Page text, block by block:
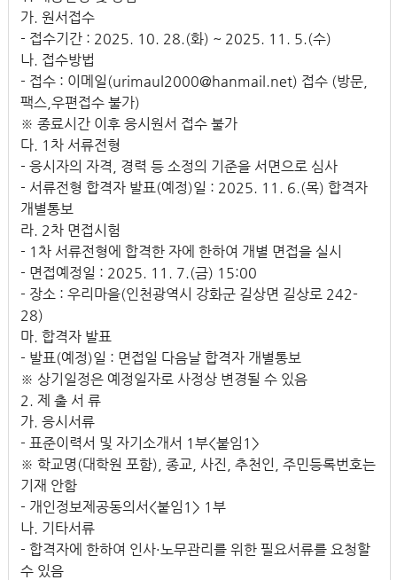
가. 원서접수
- 접수기간 : 2025. 10. 28.(화) ~ 2025. 11. 5.(수)
나. 접수방법
- 접수 : 이메일(urimaul2000@hanmail.net) 접수 (방문,
팩스,우편접수 불가)
※ 종료시간 이후 응시원서 접수 불가
다. 1차 서류전형
- 응시자의 자격, 경력 등 소정의 기준을 서면으로 심사
- 서류전형 합격자 발표(예정)일 : 2025. 11. 6.(목) 합격자
개별통보
라. 2차 면접시험
- 1차 서류전형에 합격한 자에 한하여 개별 면접을 실시
- 면접예정일 : 2025. 11. 7.(금) 15:00
- 장소 : 우리마을(인천광역시 강화군 길상면 길상로 242-
28)
마. 합격자 발표
- 발표(예정)일 : 면접일 다음날 합격자 개별통보
※ 상기일정은 예정일자로 사정상 변경될 수 있음
2. 제 출 서 류
가. 응시서류
- 표준이력서 및 자기소개서 1부<붙임1>
※ 학교명(대학원 포함), 종교, 사진, 추천인, 주민등록번호는
기재 안함
- 개인정보제공동의서<붙임1> 1부
나. 기타서류
- 합격자에 한하여 인사·노무관리를 위한 필요서류를 요청할
수 있음